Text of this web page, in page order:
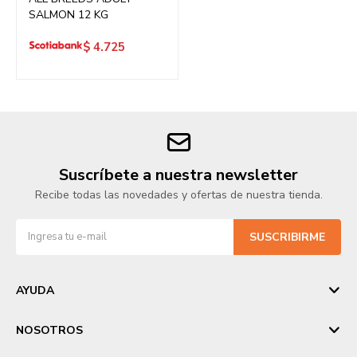
SALMON 12 KG
$ 4.725
Suscríbete a nuestra newsletter
Recibe todas las novedades y ofertas de nuestra tienda.
SUSCRIBIRME
AYUDA
NOSOTROS